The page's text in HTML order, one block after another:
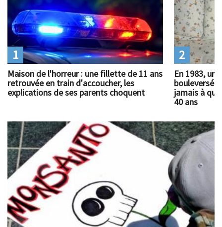
Maison de l'horreur : une fillette de 11 ans
retrouvée en train d'accoucher, les
explications de ses parents choquent
1
En 1983, un
bouleversé
jamais à
40 ans
2